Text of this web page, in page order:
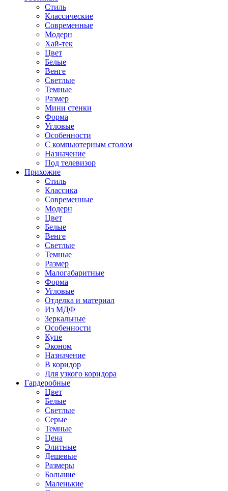
Стиль
Классические
Современные
Модерн
Хай-тек
Цвет
Белые
Венге
Светлые
Темные
Размер
Мини стенки
Форма
Угловые
Особенности
С компьютерным столом
Назначение
Под телевизор
Прихожие
Стиль
Классика
Современные
Модерн
Цвет
Белые
Венге
Светлые
Темные
Размер
Малогабаритные
Форма
Угловые
Отделка и материал
Из МДФ
Зеркальные
Особенности
Купе
Эконом
Назначение
В коридор
Для узкого коридора
Гардеробные
Цвет
Белые
Светлые
Серые
Темные
Цена
Элитные
Дешевые
Размеры
Большие
Маленькие